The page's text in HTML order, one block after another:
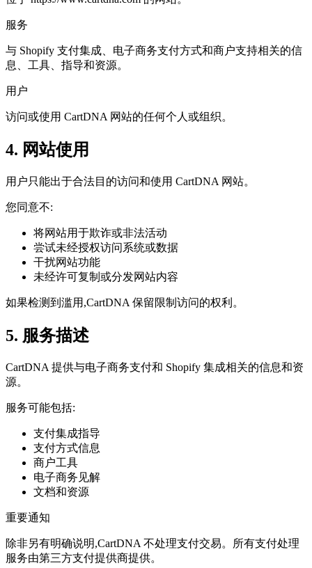
服务
与 Shopify 支付集成、电子商务支付方式和商户支持相关的信
息、工具、指导和资源。
用户
访问或使用 CartDNA 网站的任何个人或组织。
4. 网站使用
用户只能出于合法目的访问和使用 CartDNA 网站。
您同意不:
将网站用于欺诈或非法活动
尝试未经授权访问系统或数据
干扰网站功能
未经许可复制或分发网站内容
如果检测到滥用,CartDNA 保留限制访问的权利。
5. 服务描述
CartDNA 提供与电子商务支付和 Shopify 集成相关的信息和资
源。
服务可能包括:
支付集成指导
支付方式信息
商户工具
电子商务见解
文档和资源
重要通知
除非另有明确说明,CartDNA 不处理支付交易。所有支付处理
服务由第三方支付提供商提供。